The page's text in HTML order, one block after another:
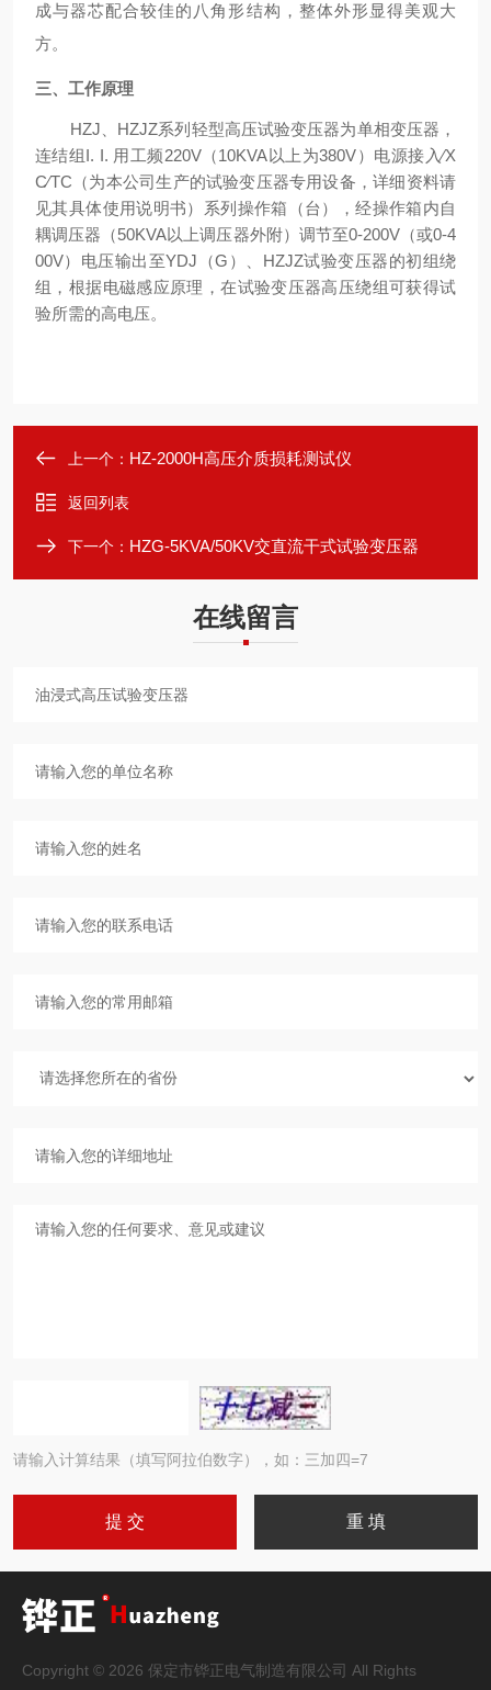
成与器芯配合较佳的八角形结构，整体外形显得美观大
方。
三、工作原理
HZJ、HZJZ系列轻型高压试验变压器为单相变压器，
连结组I. I. 用工频220V（10KVA以上为380V）电源接入∕X
C∕TC（为本公司生产的试验变压器专用设备，详细资料请
见其具体使用说明书）系列操作箱（台），经操作箱内自
耦调压器（50KVA以上调压器外附）调节至0-200V（或0-4
00V）电压输出至YDJ（G）、HZJZ试验变压器的初组绕
组，根据电磁感应原理，在试验变压器高压绕组可获得试
验所需的高电压。
上一个： HZ-2000H高压介质损耗测试仪
返回列表
下一个： HZG-5KVA/50KV交直流干式试验变压器
在线留言
请输入计算结果（填写阿拉伯数字），如：三加四=7
Copyright © 2026 保定市铧正电气制造有限公司 All Rights